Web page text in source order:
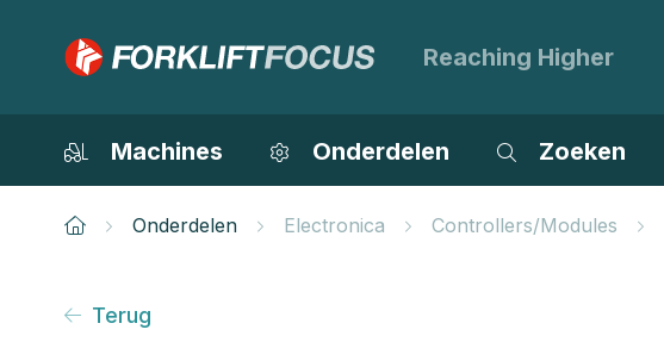
Reaching Higher
Machines Onderdelen Zoeken
Onderdelen Electronica Controllers/Modules
Terug